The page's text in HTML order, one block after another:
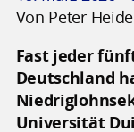
Von Peter
Fast jeder
Deutschland
Universität